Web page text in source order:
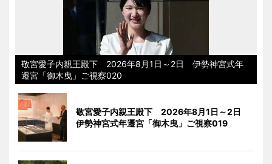
敬宮愛子内親王殿下 2026年8月1日～2日 伊勢神宮式年
遷宮「御木曳」ご視察020
敬宮愛子内親王殿下 2026年8月1日～2日
伊勢神宮式年遷宮「御木曳」ご視察019